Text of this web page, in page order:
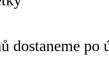
dostaneme po